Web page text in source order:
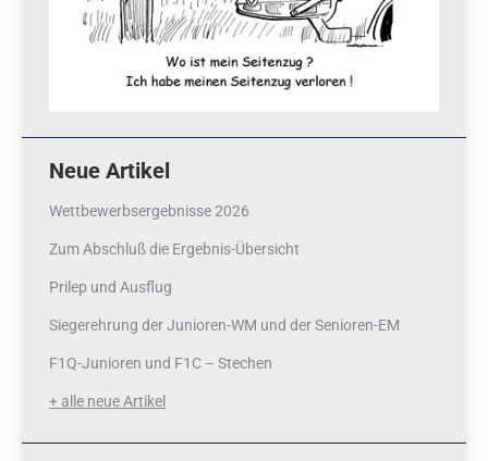
Neue Artikel
Wettbewerbsergebnisse 2026
Zum Abschluß die Ergebnis-Übersicht
Prilep und Ausflug
Siegerehrung der Junioren-WM und der Senioren-EM
F1Q-Junioren und F1C – Stechen
+ alle neue Artikel